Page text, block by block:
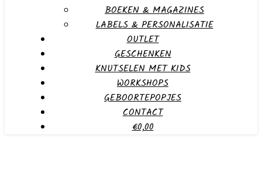
BOEKEN & MAGAZINES
LABELS & PERSONALISATIE
OUTLET
GESCHENKEN
KNUTSELEN MET KIDS
WORKSHOPS
GEBOORTEPOPJES
CONTACT
€0,00